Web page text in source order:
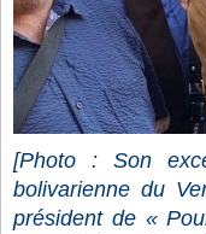
[Photo : Son
bolivarienne du
président de «